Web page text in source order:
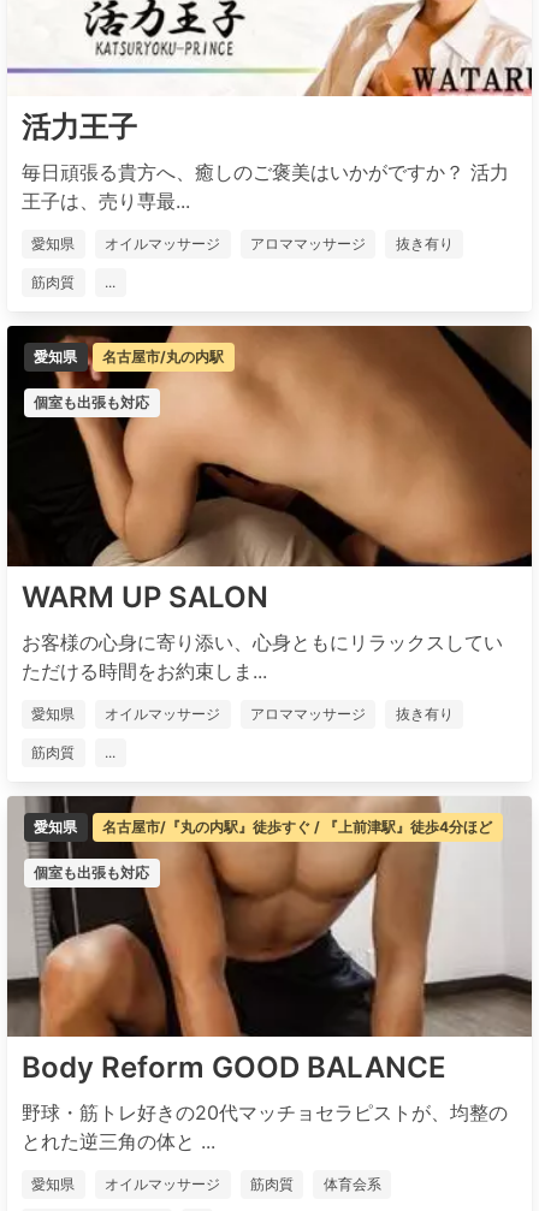
活力王子
毎日頑張る貴方へ、癒しのご褒美はいかがですか？ 活力
王子は、売り専最...
愛知県 オイルマッサージ アロママッサージ 抜き有り
筋肉質 ...
愛知県 名古屋市/丸の内駅
個室も出張も対応
WARM UP SALON
お客様の心身に寄り添い、心身ともにリラックスしてい
ただける時間をお約束しま...
愛知県 オイルマッサージ アロママッサージ 抜き有り
筋肉質 ...
愛知県 名古屋市/『丸の内駅』徒歩すぐ / 『上前津駅』徒歩4分ほど
個室も出張も対応
Body Reform GOOD BALANCE
野球・筋トレ好きの20代マッチョセラピストが、均整の
とれた逆三角の体と ...
愛知県 オイルマッサージ 筋肉質 体育会系